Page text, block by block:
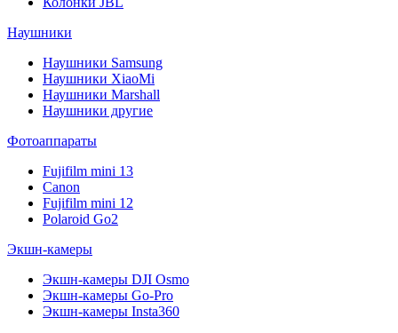
Наушники
Наушники Samsung
Наушники XiaoMi
Наушники Marshall
Наушники другие
Фотоаппараты
Fujifilm mini 13
Canon
Fujifilm mini 12
Polaroid Go2
Экшн-камеры
Экшн-камеры DJI Osmo
Экшн-камеры Go-Pro
Экшн-камеры Insta360